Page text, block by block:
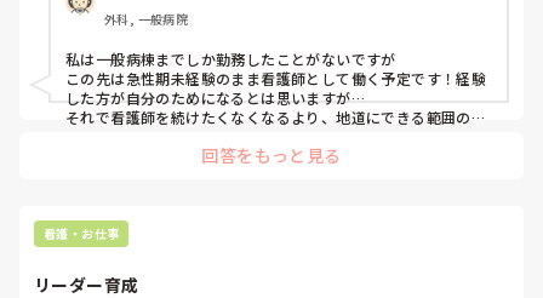
どのリスク面。学生時代に実習先がかなり厳しかったので急
性期が怖い、命の重みに耐えきれないなどの不安も強いで
す。
年齢もそこそこなので行くなら今が最後かな？と思ったり、
験なども伺いたいです。
外科, 一般病院
私は一般病棟までしか勤務したことがないですが
この先は急性期未経験のまま看護師として働く予定です！経験
した方が自分のためになるとは思いますが…
それで看護師を続けたくなくなるより、地道にできる範囲の仕
回答をもっと見る
看護・お仕事
リーダー育成